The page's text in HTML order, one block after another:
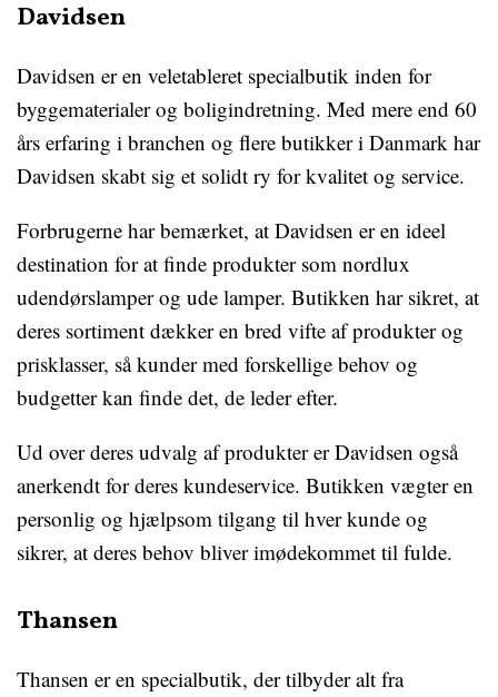
Davidsen
Davidsen er en veletableret specialbutik inden for
byggematerialer og boligindretning. Med mere end 60
års erfaring i branchen og flere butikker i Danmark har
Davidsen skabt sig et solidt ry for kvalitet og service.
Forbrugerne har bemærket, at Davidsen er en ideel
destination for at finde produkter som nordlux
udendørslamper og ude lamper. Butikken har sikret, at
deres sortiment dækker en bred vifte af produkter og
prisklasser, så kunder med forskellige behov og
budgetter kan finde det, de leder efter.
Ud over deres udvalg af produkter er Davidsen også
anerkendt for deres kundeservice. Butikken vægter en
personlig og hjælpsom tilgang til hver kunde og
sikrer, at deres behov bliver imødekommet til fulde.
Thansen
Thansen er en specialbutik, der tilbyder alt fra